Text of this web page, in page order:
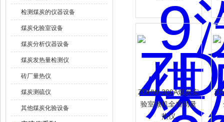
检测煤炭的仪器设备
煤炭化验室设备
煤炭分析仪器设备
煤炭发热量检测仪
砖厂量热仪
煤炭测硫仪
其他煤炭化验设备
ZDHW-300A煤炭实
验室微机全自动量
热仪